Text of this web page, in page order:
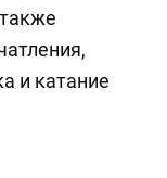
и катание